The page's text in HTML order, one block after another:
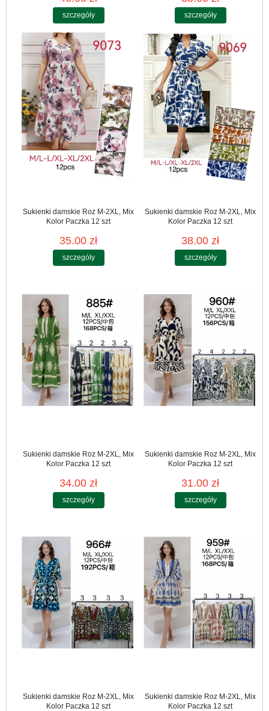
szczegóły szczegóły
Sukienki damskie Roz M-2XL, Mix
Kolor Paczka 12 szt
35.00 zł
szczegóły
Sukienki damskie Roz M-2XL, Mix
Kolor Paczka 12 szt
38.00 zł
szczegóły
Sukienki damskie Roz M-2XL, Mix
Kolor Paczka 12 szt
34.00 zł
szczegóły
Sukienki damskie Roz M-2XL, Mix
Kolor Paczka 12 szt
31.00 zł
szczegóły
Sukienki damskie Roz M-2XL, Mix
Kolor Paczka 12 szt
Sukienki damskie Roz M-2XL, Mix
Kolor Paczka 12 szt